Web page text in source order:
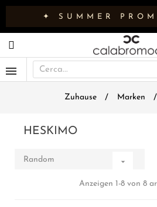
✦ SUMMER
Zuhause Marken
HESKIMO
Random 
Anzeigen 1-8 von 8